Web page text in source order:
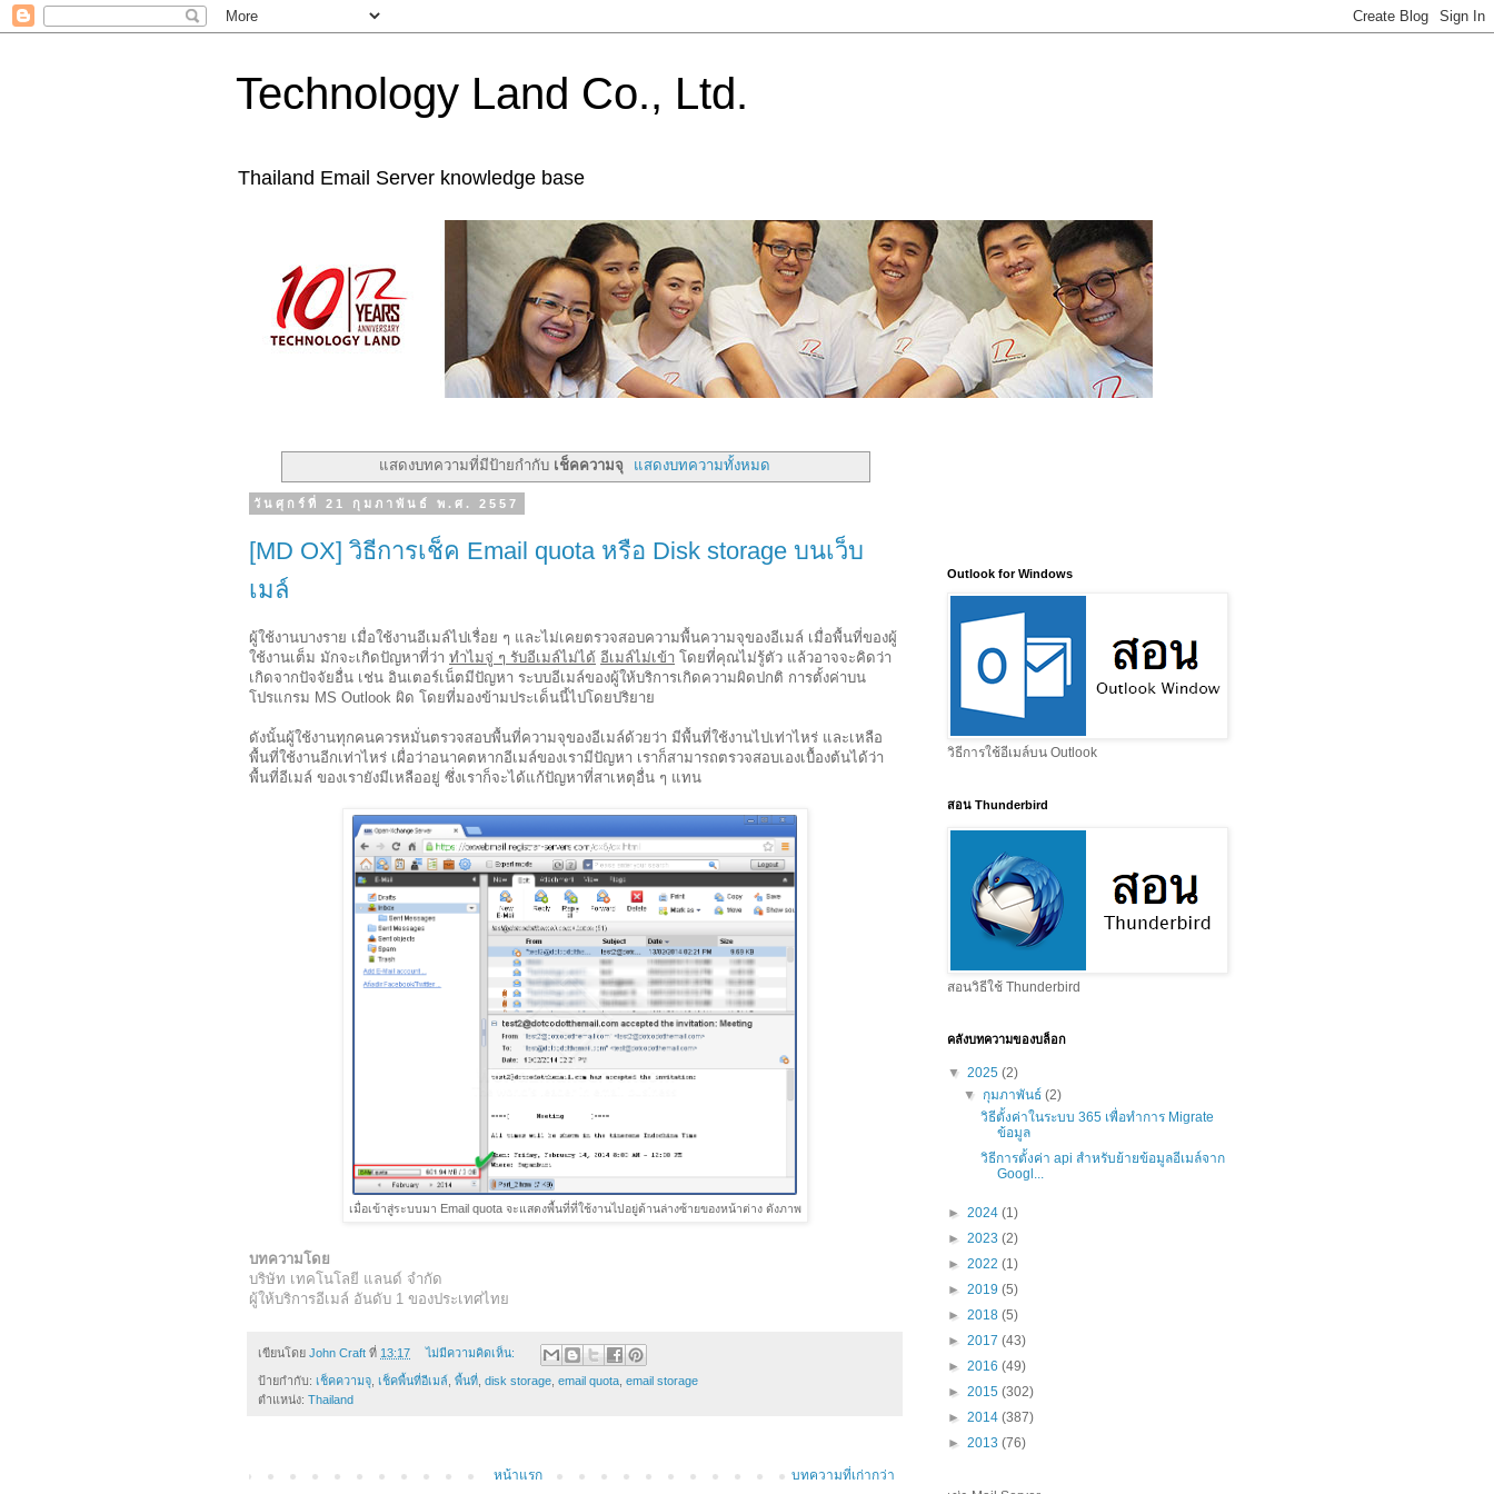
Technology Land Co., Ltd.
Thailand Email Server knowledge base
แสดงบทความที่มีป้ายกำกับ เช็คความจุ แสดงบทความทั้งหมด
วันศุกร์ที่ 21 กุมภาพันธ์ พ.ศ. 2557
[MD OX] วิธีการเช็ค Email quota หรือ Disk storage บนเว็บ
เมล์
ผู้ใช้งานบางราย เมื่อใช้งานอีเมล์ไปเรื่อย ๆ และไม่เคยตรวจสอบความพื้นความจุของอีเมล์ เมื่อพื้นที่ของผู้
ใช้งานเต็ม มักจะเกิดปัญหาที่ว่า ทำไมจู่ ๆ รับอีเมล์ไม่ได้ อีเมล์ไม่เข้า โดยที่คุณไม่รู้ตัว แล้วอาจจะคิดว่า
เกิดจากปัจจัยอื่น เช่น อินเตอร์เน็ตมีปัญหา ระบบอีเมล์ของผู้ให้บริการเกิดความผิดปกติ การตั้งค่าบน
โปรแกรม MS Outlook ผิด โดยที่มองข้ามประเด็นนี้ไปโดยปริยาย
ดังนั้นผู้ใช้งานทุกคนควรหมั่นตรวจสอบพื้นที่ความจุของอีเมล์ด้วยว่า มีพื้นที่ใช้งานไปเท่าไหร่ และเหลือ
พื้นที่ใช้งานอีกเท่าไหร่ เผื่อว่าอนาคตหากอีเมล์ของเรามีปัญหา เราก็สามารถตรวจสอบเองเบื้องต้นได้ว่า
พื้นที่อีเมล์ ของเรายังมีเหลืออยู่ ซึ่งเราก็จะได้แก้ปัญหาที่สาเหตุอื่น ๆ แทน
เมื่อเข้าสู่ระบบมา Email quota จะแสดงพื้นที่ที่ใช้งานไปอยู่ด้านล่างซ้ายของหน้าต่าง ดังภาพ
บทความโดย
บริษัท เทคโนโลยี แลนด์ จำกัด
ผู้ให้บริการอีเมล์ อันดับ 1 ของประเทศไทย
เขียนโดย John Craft ที่ 13:17 ไม่มีความคิดเห็น:
ป้ายกำกับ: เช็คความจุ เช็คพื้นที่อีเมล์ พื้นที่ disk storage email quota email storage
ตำแหน่ง: Thailand
บทความที่เก่ากว่า
หน้าแรก
Outlook for Windows
วิธีการใช้อีเมล์บน Outlook
สอน Thunderbird
สอนวิธีใช้ Thunderbird
คลังบทความของบล็อก
▼ 2025 (2)
▼ กุมภาพันธ์(2)
วิธีตั้งค่าในระบบ 365 เพื่อทำการ Migrate
ข้อมูล
วิธีการตั้งค่า api สำหรับย้ายข้อมูลอีเมล์จาก
Googl...
► 2024 (1)
► 2023 (2)
► 2022 (1)
► 2019 (5)
► 2018 (5)
► 2017 (43)
► 2016 (49)
► 2015 (302)
► 2014 (387)
► 2013 (76)